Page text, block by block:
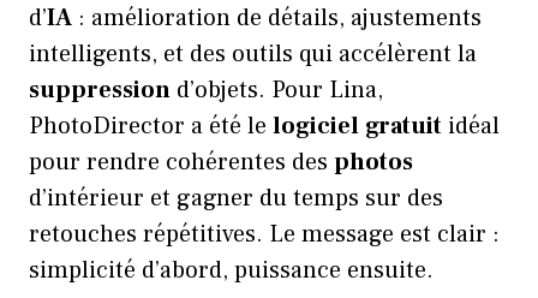
d’IA : amélioration de détails, ajustements
intelligents, et des outils qui accélèrent la
suppression d’objets. Pour Lina,
PhotoDirector a été le logiciel gratuit idéal
pour rendre cohérentes des photos
d’intérieur et gagner du temps sur des
retouches répétitives. Le message est clair :
simplicité d’abord, puissance ensuite.